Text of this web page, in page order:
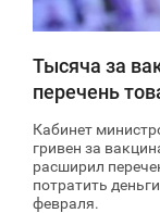
Тысяча за
перечень
Кабинет
гривен за
расширил
потратить
февраля.